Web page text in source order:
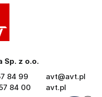
Sp. z o.o.
84 99
84 00
avt@avt.pl
avt.pl